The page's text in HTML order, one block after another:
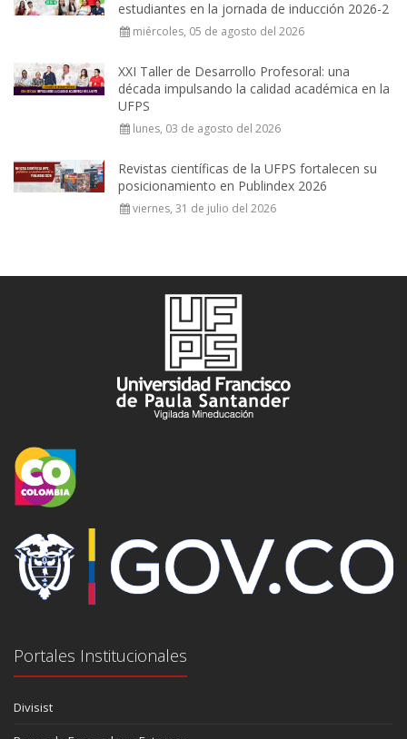
estudiantes en la jornada de inducción 2026-2
miércoles, 05 de agosto del 2026
XXI Taller de Desarrollo Profesoral: una
década impulsando la calidad académica en la
UFPS
lunes, 03 de agosto del 2026
Revistas científicas de la UFPS fortalecen su
posicionamiento en Publindex 2026
viernes, 31 de julio del 2026
Portales Institucionales
Divisist